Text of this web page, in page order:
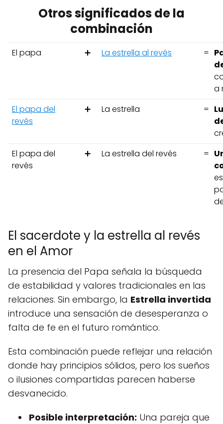
Otros significados de la
combinación
El papa ➕ La estrella al revés =
a
El papa del
revés
➕ La estrella =
El papa del
revés
➕ La estrella del revés =
El sacerdote y la estrella al revés
en el Amor
La presencia del Papa señala la búsqueda
de estabilidad y valores tradicionales en las
relaciones. Sin embargo, la Estrella invertida
introduce una sensación de desesperanza o
falta de fe en el futuro romántico.
Esta combinación puede reflejar una relación
donde hay principios sólidos, pero los sueños
o ilusiones compartidas parecen haberse
desvanecido.
Posible interpretación: Una pareja que